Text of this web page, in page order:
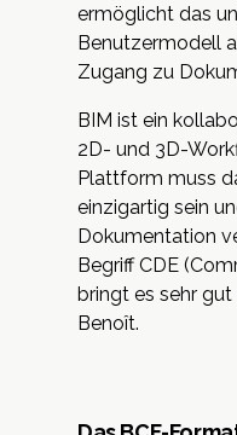
ermöglicht das
Benutzermodell
Zugang zu
BIM ist ein
2D- und 3D-
Plattform muss
einzigartig sein
Dokumentation
Begriff CDE
bringt es sehr gut
Benoît.